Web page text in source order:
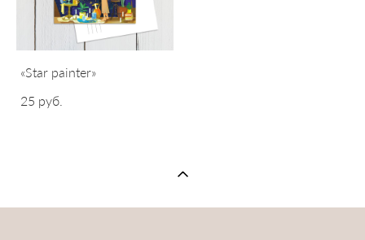
«Star painter»
25 pуб.